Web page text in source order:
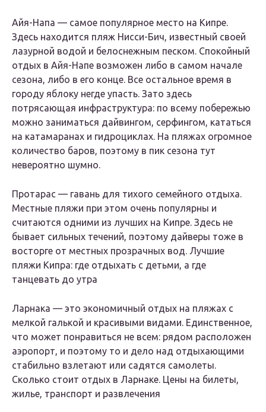
Айя-Напа — самое популярное место на Кипре.
Здесь находится пляж Нисси-Бич, известный своей
лазурной водой и белоснежным песком. Спокойный
отдых в Айя-Напе возможен либо в самом начале
сезона, либо в его конце. Все остальное время в
городу яблоку негде упасть. Зато здесь
потрясающая инфраструктура: по всему побережью
можно заниматься дайвингом, серфингом, кататься
на катамаранах и гидроциклах. На пляжах огромное
количество баров, поэтому в пик сезона тут
невероятно шумно.
Протарас — гавань для тихого семейного отдыха.
Местные пляжи при этом очень популярны и
считаются одними из лучших на Кипре. Здесь не
бывает сильных течений, поэтому дайверы тоже в
восторге от местных прозрачных вод. Лучшие
пляжи Кипра: где отдыхать с детьми, а где
танцевать до утра
Ларнака — это экономичный отдых на пляжах с
мелкой галькой и красивыми видами. Единственное,
что может понравиться не всем: рядом расположен
аэропорт, и поэтому то и дело над отдыхающими
стабильно взлетают или садятся самолеты.
Сколько стоит отдых в Ларнаке. Цены на билеты,
жилье, транспорт и развлечения